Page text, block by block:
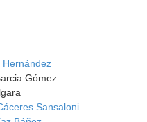
Hernández
Gómez
Sansaloni